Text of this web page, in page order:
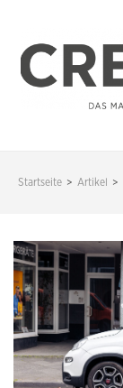
springen
(Enter
Startseite > Artikel >